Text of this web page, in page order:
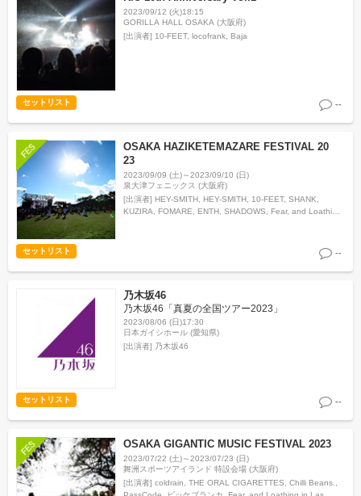
2023/09/12 (火)18:15
GORILLA HALL OSAKA (大阪府)
[出演者] 10-FEET, locofrank, Baja
セットリスト --
OSAKA HAZIKETEMAZARE FESTIVAL 20
23
2023/09/09 (土)～2023/09/10 (日)
泉大津フェニックス (大阪府)
[出演者] HEY-SMITH, HEY-SMITH, 10-FEET, SHANK,
KUZIRA, FOMARE, ENTH, SHADOWS, Fear, and Loathing
セットリスト --
乃木坂46
乃木坂46「真夏の全国ツアー2023」
2023/08/06 (日)17:30
日本ガイシホール (愛知県)
[出演者] 乃木坂46
セットリスト --
OSAKA GIGANTIC MUSIC FESTIVAL 2023
2023/07/22 (土)～2023/07/23 (日)
舞洲スポーツアイランド 特設会場 (大阪府)
[出演者] coldrain, THE ORAL CIGARETTES, Chilli Beans.,